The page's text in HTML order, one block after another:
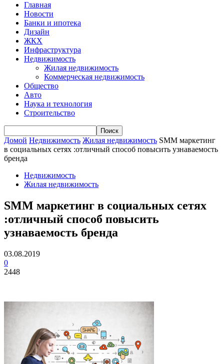
Главная
Новости
Банки и ипотека
Дизайн
ЖКХ
Инфраструктура
Недвижимость
Жилая недвижимость
Коммерческая недвижимость
Общество
Авто
Наука и технология
Строительство
Домой Недвижимость Жилая недвижимость SMM маркетинг
в социальных сетях :отличный способ повысить узнаваемость
бренда
Недвижимость
Жилая недвижимость
SMM маркетинг в социальных сетях
:отличный способ повысить
узнаваемость бренда
03.08.2019
0
2448